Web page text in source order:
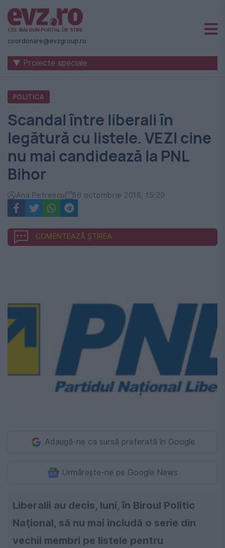
Știri
naționale
internaționale
România
-
Evenimentul
Zilei
coordonare@evzgroup.ro
▼ Proiecte speciale
POLITICA
Scandal între liberali în
legătură cu listele. VEZI cine
nu mai candidează la PNL
Bihor
Ana Petrescu 10 octombrie 2016, 15:29
COMENTEAZĂ ȘTIREA
Adaugă-ne ca sursă preferată în Google
Urmărește-ne pe Google News
Liberalii au decis, luni, în Biroul Politic
Naţional, să nu mai includă o serie din
vechii membri pe listele pentru